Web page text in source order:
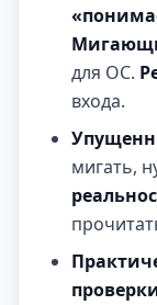
для ОС.
входа.
мигать,